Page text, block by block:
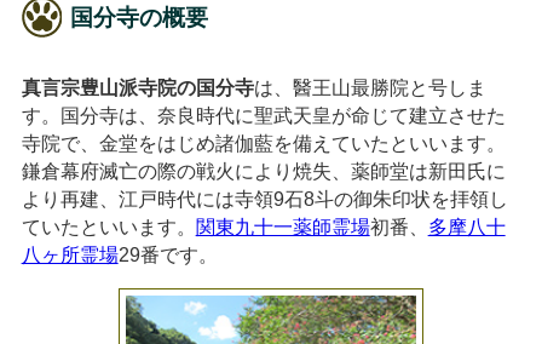
国分寺の概要
真言宗豊山派寺院の国分寺は、醫王山最勝院と号しま
す。国分寺は、奈良時代に聖武天皇が命じて建立させた
寺院で、金堂をはじめ諸伽藍を備えていたといいます。
鎌倉幕府滅亡の際の戦火により焼失、薬師堂は新田氏に
より再建、江戸時代には寺領9石8斗の御朱印状を拝領し
ていたといいます。 関東九十一薬師霊場初番、 多摩八十
八ヶ所霊場29番です。